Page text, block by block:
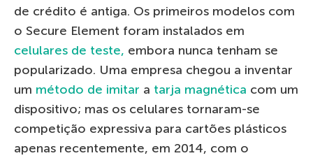
de crédito é antiga. Os primeiros modelos com
o Secure Element foram instalados em
celulares de teste, embora nunca tenham se
popularizado. Uma empresa chegou a inventar
um método de imitar a tarja magnética com um
dispositivo; mas os celulares tornaram-se
competição expressiva para cartões plásticos
apenas recentemente, em 2014, com o